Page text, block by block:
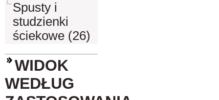
Spusty i
studzienki
ściekowe (26)
WIDOK
WEDŁUG